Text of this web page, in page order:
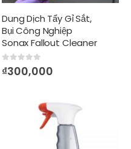
Dung Dịch Tẩy Gỉ Sắt,
Bụi Công Nghiệp
Sonax Fallout Cleaner
0out of 5
₫300,000